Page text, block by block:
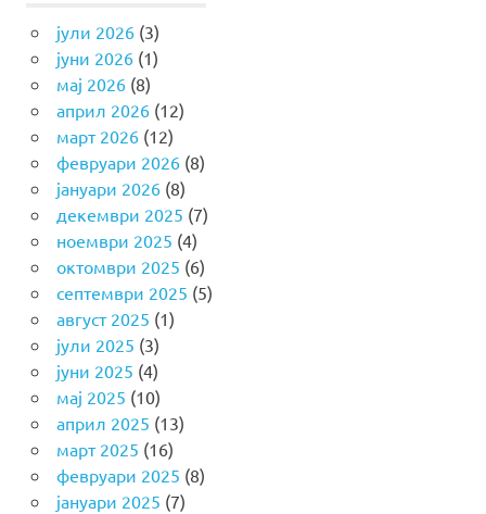
јули 2026(3)
јуни 2026(1)
мај 2026(8)
април 2026(12)
март 2026(12)
февруари 2026(8)
јануари 2026(8)
декември 2025 (7)
ноември 2025 (4)
октомври 2025 (6)
септември 2025 (5)
август 2025 (1)
јули 2025 (3)
јуни 2025 (4)
мај 2025 (10)
април 2025 (13)
март 2025 (16)
февруари 2025 (8)
јануари 2025 (7)